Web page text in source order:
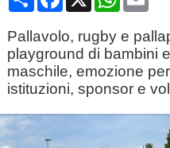
Pallavolo, rugby e
playground di bambini
maschile, emozione
istituzioni, sponsor e